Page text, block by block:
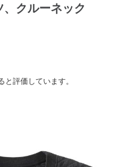
クルーネック
評価しています。